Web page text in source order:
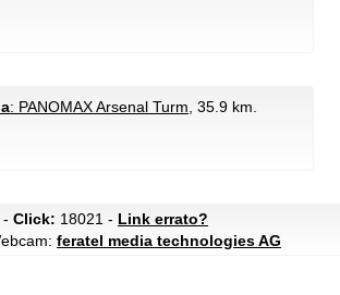
: PANOMAX Arsenal Turm , 35.9 km.
Click: 18021 - Link errato?
feratel media technologies AG